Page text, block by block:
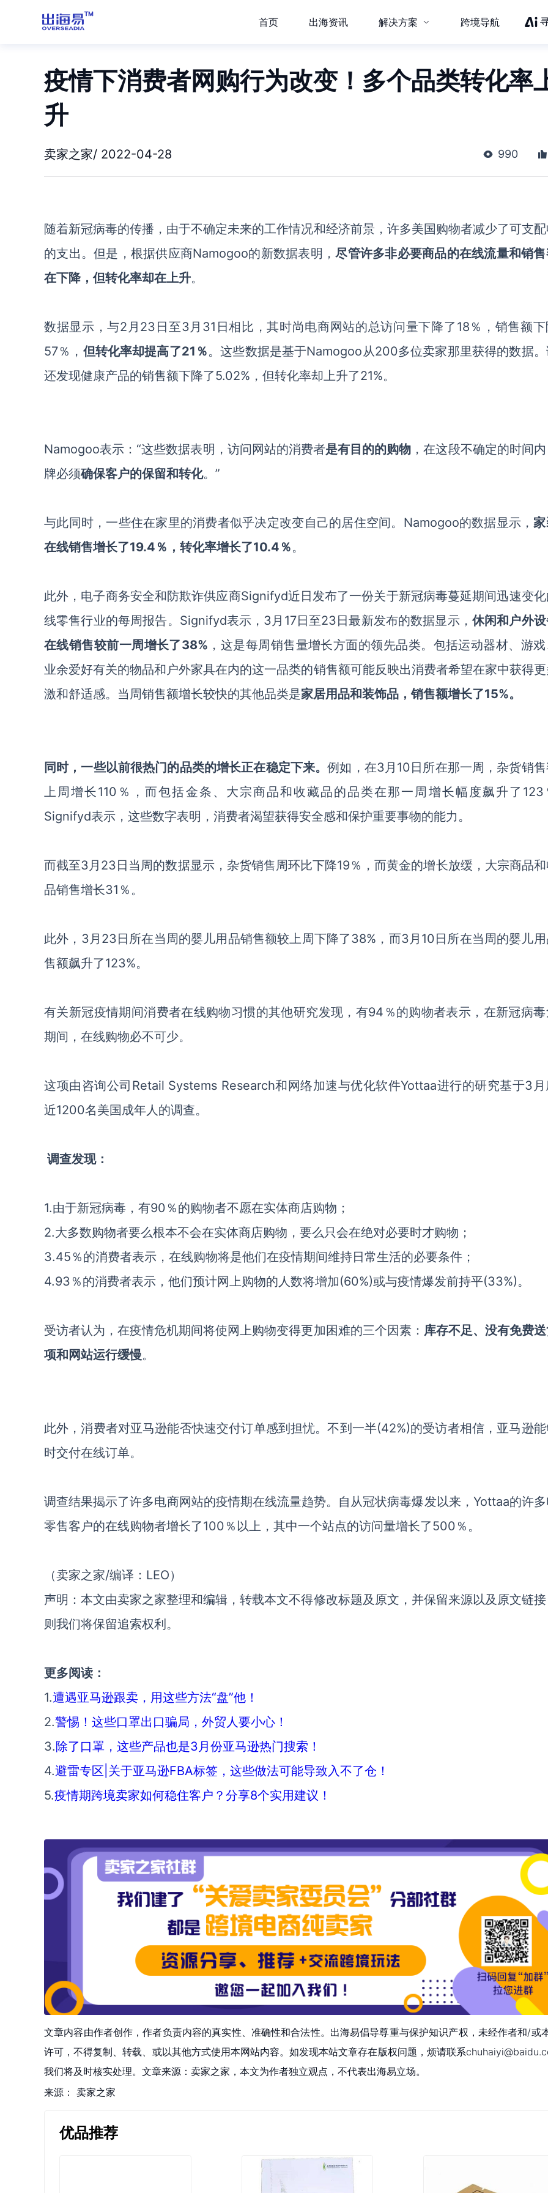
首页 出海资讯 解决方案 跨境导航
疫情下消费者网购行为改变！多个品类转化率
升
卖家之家/ 2022-04-28 990
随着新冠病毒的传播，由于不确定未来的工作情况和经济前景，许多美国购物者减少了可支
的支出。但是，根据供应商Namogoo的新数据表明，尽管许多非必要商品的在线流量和销
在下降，但转化率却在上升。
数据显示，与2月23日至3月31日相比，其时尚电商网站的总访问量下降了18％，销售额
57％， 但转化率却提高了21％。这些数据是基于Namogoo从200多位卖家那里获得的数据
还发现健康产品的销售额下降了5.02%，但转化率却上升了21%。
Namogoo表示：“这些数据表明，访问网站的消费者是有目的的购物 ，在这段不确定的时间
牌必须确保客户的保留和转化。”
与此同时，一些住在家里的消费者似乎决定改变自己的居住空间。Namogoo的数据显示，
在线销售增长了19.4％，转化率增长了10.4％。
此外，电子商务安全和防欺诈供应商Signifyd近日发布了一份关于新冠病毒蔓延期间迅速变
线零售行业的每周报告。Signifyd表示，3月17日至23日最新发布的数据显示， 休闲和户外
在线销售较前一周增长了38% ，这是每周销售量增长方面的领先品类。包括运动器材、游
业余爱好有关的物品和户外家具在内的这一品类的销售额可能反映出消费者希望在家中获得
激和舒适感。当周销售额增长较快的其他品类是家居用品和装饰品，销售额增长了15%。
同时，一些以前很热门的品类的增长正在稳定下来。例如，在3月10日所在那一周，杂货销
上周增长110％，而包括金条、大宗商品和收藏品的品类在那一周增长幅度飙升了123
Signifyd表示，这些数字表明，消费者渴望获得安全感和保护重要事物的能力。
而截至3月23日当周的数据显示，杂货销售周环比下降19％，而黄金的增长放缓，大宗商品
品销售增长31％。
此外，3月23日所在当周的婴儿用品销售额较上周下降了38%，而3月10日所在当周的婴儿
售额飙升了123%。
有关新冠疫情期间消费者在线购物习惯的其他研究发现，有94％的购物者表示，在新冠病
期间，在线购物必不可少。
这项由咨询公司Retail Systems Research和网络加速与优化软件Yottaa进行的研究基于3
近1200名美国成年人的调查。
调查发现：
1.由于新冠病毒，有90％的购物者不愿在实体商店购物；
2.大多数购物者要么根本不会在实体商店购物，要么只会在绝对必要时才购物；
3.45％的消费者表示，在线购物将是他们在疫情期间维持日常生活的必要条件；
4.93％的消费者表示，他们预计网上购物的人数将增加(60%)或与疫情爆发前持平(33%)。
受访者认为，在疫情危机期间将使网上购物变得更加困难的三个因素： 库存不足、没有免费
项和网站运行缓慢。
此外，消费者对亚马逊能否快速交付订单感到担忧。不到一半(42%)的受访者相信，亚马逊
时交付在线订单。
调查结果揭示了许多电商网站的疫情期在线流量趋势。自从冠状病毒爆发以来，Yottaa的许
零售客户的在线购物者增长了100％以上，其中一个站点的访问量增长了500％。
（卖家之家/编译：LEO）
声明：本文由卖家之家整理和编辑，转载本文不得修改标题及原文，并保留来源以及原文链
则我们将保留追索权利。
更多阅读：
1.遭遇亚马逊跟卖，用这些方法“盘”他！
2.警惕！这些口罩出口骗局，外贸人要小心！
3.除了口罩，这些产品也是3月份亚马逊热门搜索！
4.避雷专区|关于亚马逊FBA标签，这些做法可能导致入不了仓！
5.疫情期跨境卖家如何稳住客户？分享8个实用建议！
文章内容由作者创作，作者负责内容的真实性、准确性和合法性。出海易倡导尊重与保护知识产权，未经作者和/或
许可，不得复制、转载、或以其他方式使用本网站内容。如发现本站文章存在版权问题，烦请联系
我们将及时核实处理。文章来源：卖家之家，本文为作者独立观点，不代表出海易立场。
来源： 卖家之家
优品推荐